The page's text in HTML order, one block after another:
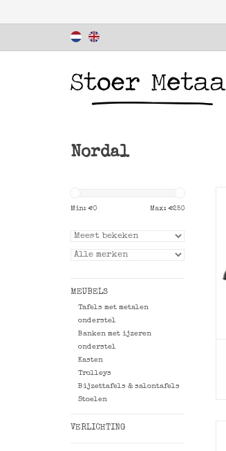
Nordal
Min: €0 Max: €250
MEUBELS
Tafels met metalen
onderstel
Banken met ijzeren
onderstel
Kasten
Trolleys
Bijzettafels & salontafels
Stoelen
VERLICHTING